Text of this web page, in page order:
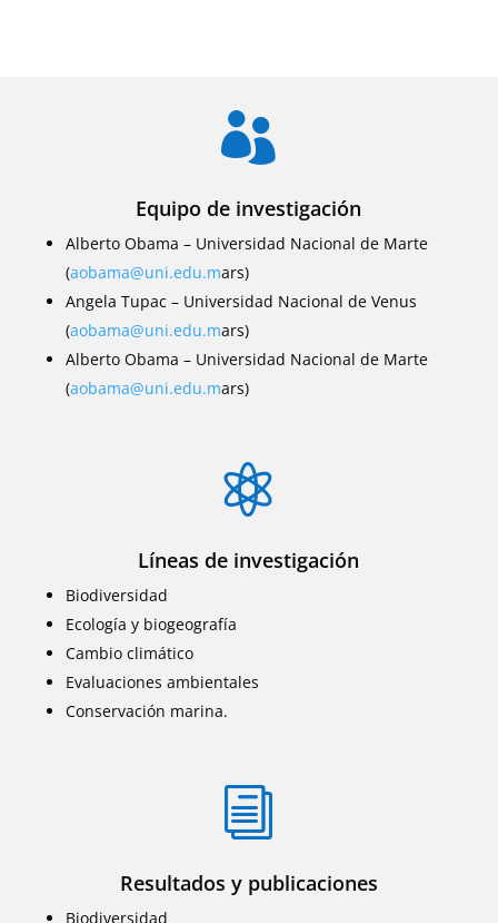

Equipo de investigación
Alberto Obama – Universidad Nacional de Marte
(aobama@uni.edu.mars)
Angela Tupac – Universidad Nacional de Venus
(aobama@uni.edu.mars)
Alberto Obama – Universidad Nacional de Marte
(aobama@uni.edu.mars)

Líneas de investigación
Biodiversidad
Ecología y biogeografía
Cambio climático
Evaluaciones ambientales
Conservación marina.
i
Resultados y publicaciones
Biodiversidad